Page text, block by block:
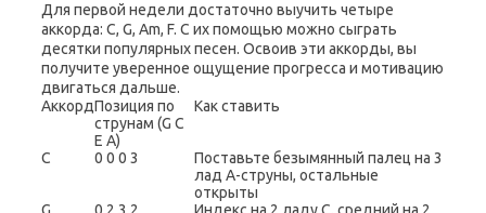
Для первой недели достаточно выучить четыре
аккорда: C, G, Am, F. С их помощью можно сыграть
десятки популярных песен. Освоив эти аккорды, вы
получите уверенное ощущение прогресса и мотивацию
двигаться дальше.
АккордПозиция по
струнам (G C
E A)
Как ставить
C 0 0 0 3
Поставьте безымянный палец на 3
лад A-струны, остальные
открыты